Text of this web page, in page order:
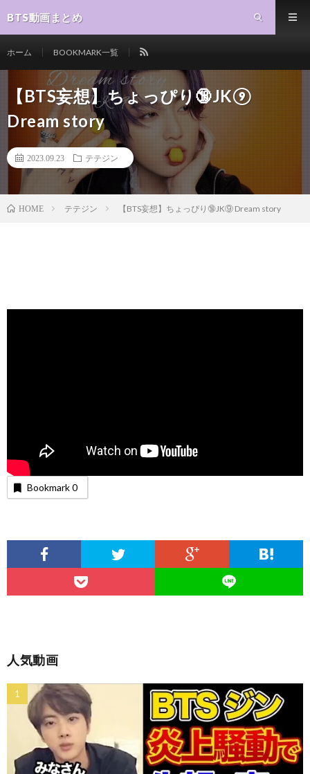
BTS動画まとめ
ホーム BOOKMARK一覧
【BTS妄想】ちょっぴり🔞JK⑨
Dream story
2023.09.23 テテジン
HOME テテジン 【BTS妄想】ちょっぴり🔞JK⑨ Dream story
Bookmark0
人気動画